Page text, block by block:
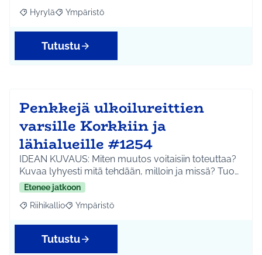
Rajaa tulokset aihepiirin mukaan: Hyrylä
Hyrylä Rajaa tulokset teeman mukaan: Ympäristö
Ympäristö
Tutustu
Penkkejä ulkoilureittien
varsille Korkkiin ja
lähialueille #1254
IDEAN KUVAUS: Miten muutos voitaisiin toteuttaa?
Kuvaa lyhyesti mitä tehdään, milloin ja missä? Tuo…
Etenee jatkoon
Rajaa tulokset aihepiirin mukaan: Riihikallio
Riihikallio Rajaa tulokset teeman mukaan: Ympäristö
Ympäristö
Tutustu